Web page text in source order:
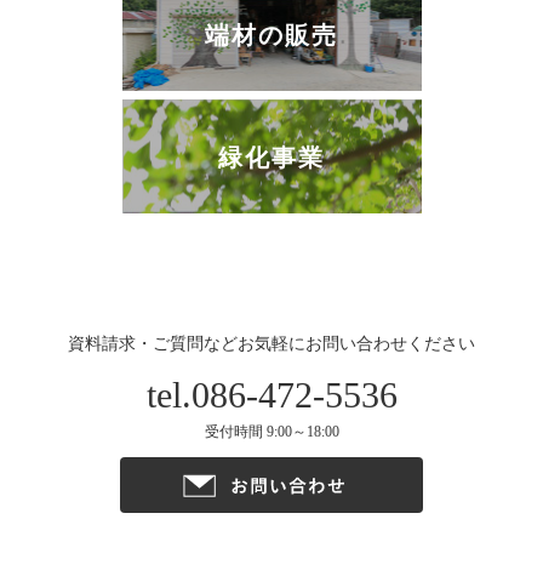
端材の販売
緑化事業
資料請求・ご質問などお気軽にお問い合わせください
tel.086-472-5536
受付時間 9:00～18:00